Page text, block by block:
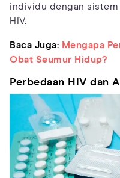
individu dengan sistem
HIV.
Baca Juga: Mengapa
Obat Seumur Hidup?
Perbedaan HIV dan